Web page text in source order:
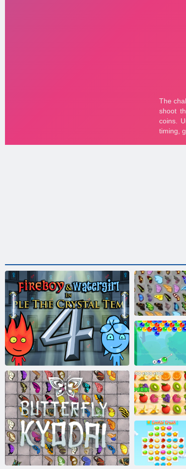
Fireboy ﻭ Watergirl 4: Crystal Temple
ﻱﺍﺩﻮﻴﻛ ﺔﺷﺍﺮﻔﻟﺍ
ﺔﻋﺎﻘﻓ ﺮﺤﺳ
ﺮﻴﺼﻌﻟﺍ ﺵﺍﺩ